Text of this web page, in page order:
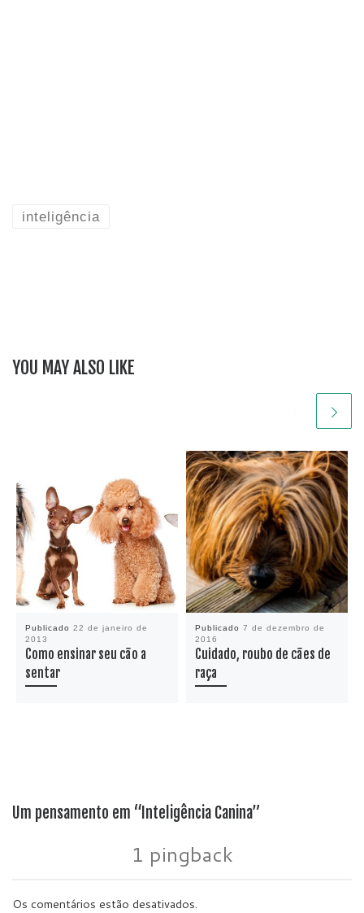
inteligência
YOU MAY ALSO LIKE
Publicado22 de janeiro de
2013
Como ensinar seu cão a
sentar
Publicado7 de dezembro de
2016
Cuidado, roubo de cães de
raça
Um pensamento em “Inteligência Canina”
1 pingback
Os comentários estão desativados.